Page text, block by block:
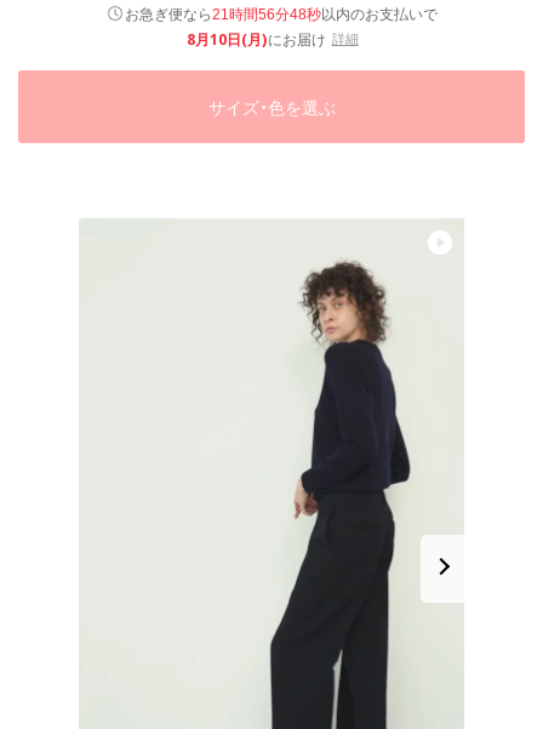
お急ぎ便なら21時間56分47秒以内のお支払いで
8月10日(月)にお届け 詳細
サイズ・色を選ぶ